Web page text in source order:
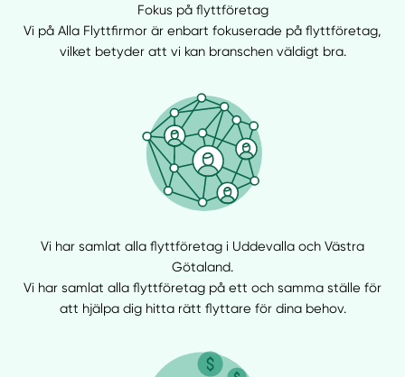
Fokus på flyttföretag
Vi på Alla Flyttfirmor är enbart fokuserade på flyttföretag,
vilket betyder att vi kan branschen väldigt bra.
Vi har samlat alla flyttföretag i Uddevalla och Västra
Götaland.
Vi har samlat alla flyttföretag på ett och samma ställe för
att hjälpa dig hitta rätt flyttare för dina behov.